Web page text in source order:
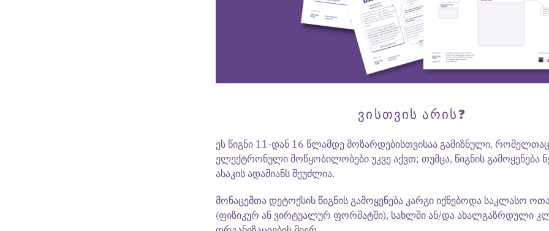
ᲕᲘᲡᲗᲕᲘᲡ ᲐᲠᲘᲡ?
ეს წიგნი 11-დან 16 წლამდე მოზარდებისთვისაა გამიზნული,
ელექტრონული მოწყობილობები უკვე აქვთ; თუმცა, წიგნის გამოყენება
ასაკის ადამიანს შეუძლია.
მონაცემთა დეტოქსის წიგნის გამოყენება კარგი იქნებოდა საკლასო
(ფიზიკურ ან ვირტუალურ ფორმატში), სახლში ან/და ახალგაზრდული